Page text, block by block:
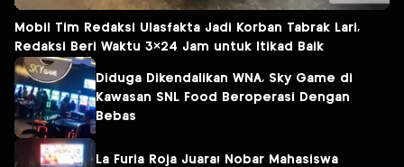
Mobil Tim Redaksi Ulasfakta Jadi Korban Tabrak Lari,
Redaksi Beri Waktu 3×24 Jam untuk Itikad Baik
Diduga Dikendalikan WNA, Sky Game di
Kawasan SNL Food Beroperasi Dengan
Bebas
La Furia Roja Juara! Nobar Mahasiswa